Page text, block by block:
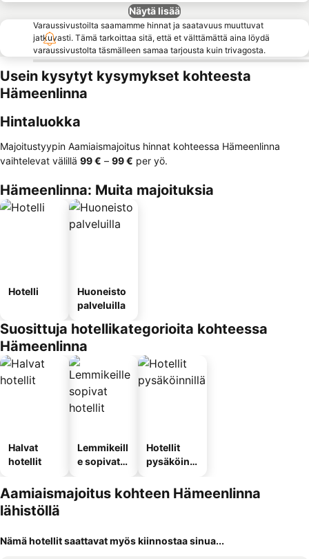
Näytä lisää
Varaussivustoilta saamamme hinnat ja saatavuus muuttuvat
jatkuvasti. Tämä tarkoittaa sitä, että et välttämättä aina löydä
varaussivustolta täsmälleen samaa tarjousta kuin trivagosta.
Usein kysytyt kysymykset kohteesta
Hämeenlinna
Hintaluokka
Majoitustyypin Aamiaismajoitus hinnat kohteessa Hämeenlinna
vaihtelevat välillä ‎99 € – ‎99 € per yö.
Hämeenlinna: Muita majoituksia
Hotelli
Huoneisto
palveluilla
Suosittuja hotellikategorioita kohteessa
Hämeenlinna
Halvat
hotellit
Lemmikeill
e sopivat
Hotellit
pysäköinni
Aamiaismajoitus kohteen Hämeenlinna
lähistöllä
Nämä hotellit saattavat myös kiinnostaa sinua...